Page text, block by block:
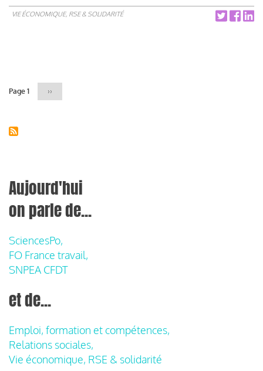
VIE ÉCONOMIQUE, RSE & SOLIDARITÉ
Page 1
Page
››
Aujourd'hui
on parle de...
SciencesPo,
FO France travail,
SNPEA CFDT
et de...
Emploi, formation et compétences,
Relations sociales,
Vie économique, RSE & solidarité